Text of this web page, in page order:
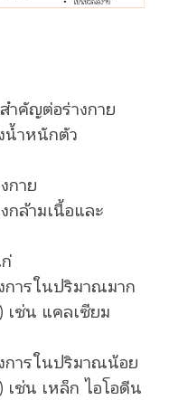
ำคัญต่อร่างกาย
น้ำหนักตัว
กาย
กล้ามเนื้อและ
การในปริมาณมาก
เช่น แคลเซียม
การในปริมาณน้อย
เช่น เหล็ก ไอโอดีน